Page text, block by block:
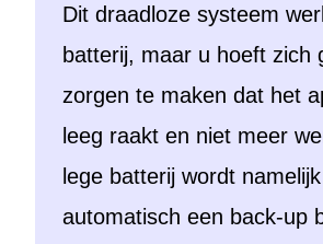
Dit draadloze systeem
batterij, maar u hoeft zich
zorgen te maken dat het
leeg raakt en niet meer
lege batterij wordt namelijk
automatisch een back-up